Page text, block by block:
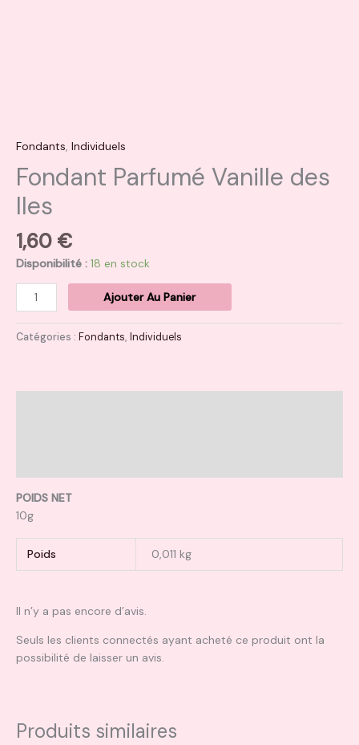
Fondants, Individuels
Fondant Parfumé Vanille des
Iles
1,60 €
Disponibilité : 18 en stock
Ajouter Au Panier
Catégories : Fondants, Individuels
POIDS NET
10g
Poids 0,011 kg
Il n’y a pas encore d’avis.
Seuls les clients connectés ayant acheté ce produit ont la
possibilité de laisser un avis.
Produits similaires